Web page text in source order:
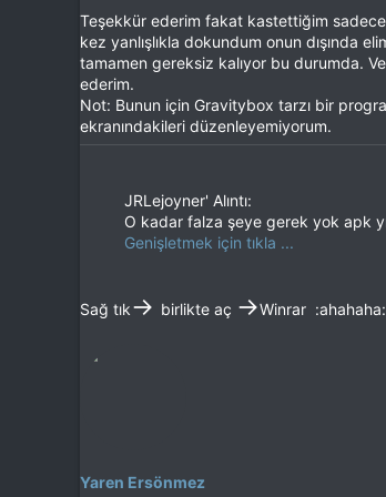
Teşekkür ederim fakat kastettiğim sadece
kez yanlışlıkla dokundum onun dışında
tamamen gereksiz kalıyor bu durumda.
ederim.
Not: Bunun için Gravitybox tarzı bir
ekranındakileri düzenleyemiyorum.
JRLejoyner' Alıntı:
O kadar falza şeye gerek yok apk
Genişletmek için tıkla ...
Sağ tık→ birlikte aç →Winrar :ahahaha:
Yaren Ersönmez